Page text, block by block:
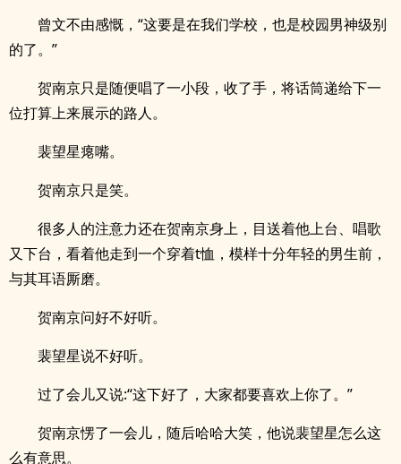
曾文不由感慨，“这要是在我们学校，也是校园男神级别
的了。”
贺南京只是随便唱了一小段，收了手，将话筒递给下一
位打算上来展示的路人。
裴望星瘪嘴。
贺南京只是笑。
很多人的注意力还在贺南京身上，目送着他上台、唱歌
又下台，看着他走到一个穿着t恤，模样十分年轻的男生前，
与其耳语厮磨。
贺南京问好不好听。
裴望星说不好听。
过了会儿又说:“这下好了，大家都要喜欢上你了。”
贺南京愣了一会儿，随后哈哈大笑，他说裴望星怎么这
么有意思。